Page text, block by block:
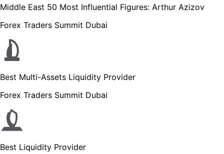
Middle East 50 Most Influential Figures: Arthur Azizov
Forex Traders Summit Dubai
Best Multi-Assets Liquidity Provider
Forex Traders Summit Dubai
Best Liquidity Provider